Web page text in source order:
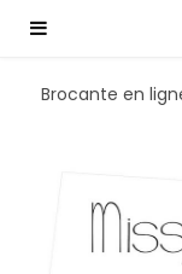
Brocante en